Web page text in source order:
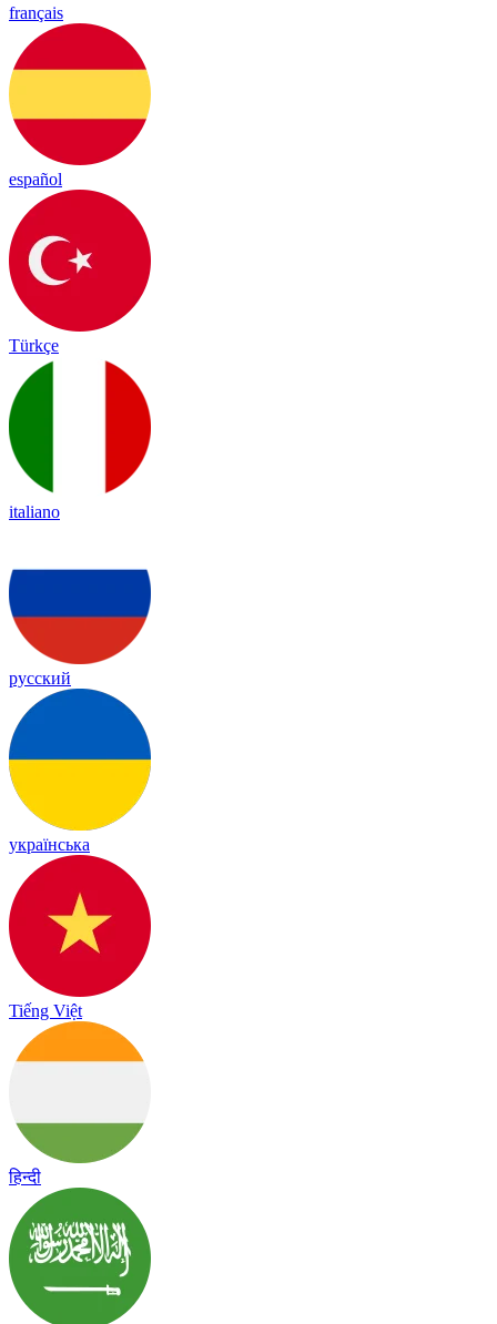
français
español
Türkçe
italiano
русский
українська
Tiếng Việt
हिन्दी